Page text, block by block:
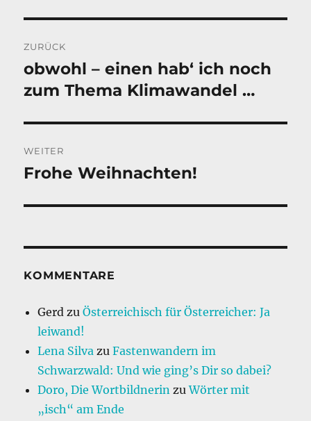
ZURÜCK
Vorheriger
Beitrag:
obwohl – einen hab‘ ich noch
zum Thema Klimawandel …
WEITER
Nächster
Frohe Weihnachten!
KOMMENTARE
Gerd zuÖsterreichisch für Österreicher: Ja
leiwand!
Lena Silva zuFastenwandern im
Schwarzwald: Und wie ging’s Dir so dabei?
Doro, Die Wortbildnerin zuWörter mit
„isch“ am Ende